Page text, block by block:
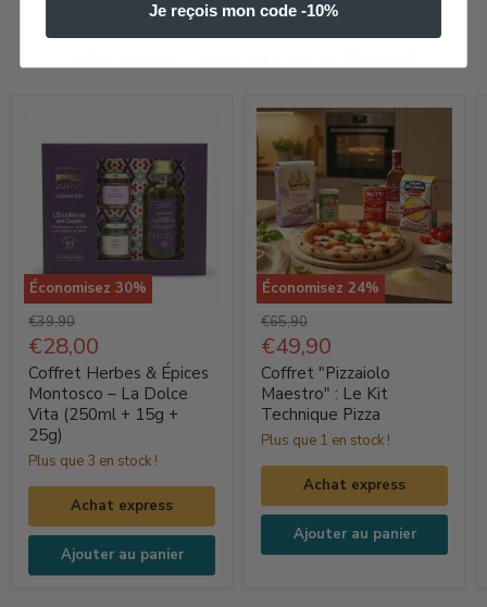
Économisez 30%
Coffret
Herbes
&
Épices
Montosco
–
La
Vita
(250ml
+
Prix
d'origine
€39,90
Prix
actuel
€28,00
Coffret Herbes & Épices
Montosco – La Dolce
Vita (250ml + 15g +
25g)
Plus que 3 en stock !
Achat express
Ajouter au panier
Économisez 24%
Coffret
"Pizzaiolo
Maestro"
Le
Kit
Technique
Pizza
Prix
d'origine
€65,90
Prix
actuel
€49,90
Coffret "Pizzaiolo
Maestro" : Le Kit
Technique Pizza
Plus que 1 en stock !
Achat express
Ajouter au panier
Je reçois mon code -10%